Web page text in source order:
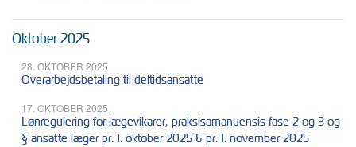
Oktober 2025
28. OKTOBER 2025
Overarbejdsbetaling til deltidsansatte
17. OKTOBER 2025
Lønregulering for lægevikarer, praksisamanuensis fase 2 og 3 og
§ ansatte læger pr. 1. oktober 2025 & pr. 1. november 2025